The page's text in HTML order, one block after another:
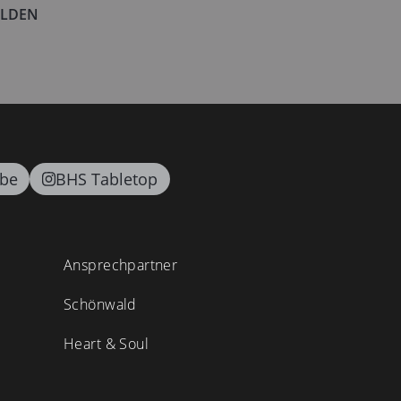
BHS Tabletop
Ansprechpartner
Schönwald
Heart & Soul